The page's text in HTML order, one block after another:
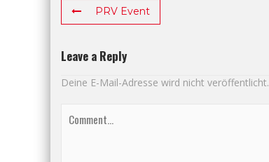
PRV Event
Leave a Reply
Deine E-Mail-Adresse wird nicht veröffentlicht.